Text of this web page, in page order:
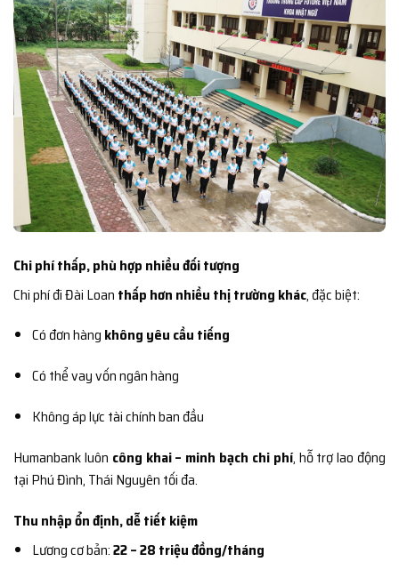
Chi phí thấp, phù hợp nhiều đối tượng
Chi phí đi Đài Loan thấp hơn nhiều thị trường khác, đặc biệt:
Có đơn hàng không yêu cầu tiếng
Có thể vay vốn ngân hàng
Không áp lực tài chính ban đầu
Humanbank luôn công khai – minh bạch chi phí, hỗ trợ lao động
tại Phú Đình, Thái Nguyên tối đa.
Thu nhập ổn định, dễ tiết kiệm
Lương cơ bản:22 – 28 triệu đồng/tháng